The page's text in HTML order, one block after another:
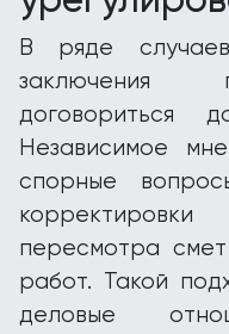
В ряде
заключения
Независимое
спорные
пересмотра
работ. Такой
деловые